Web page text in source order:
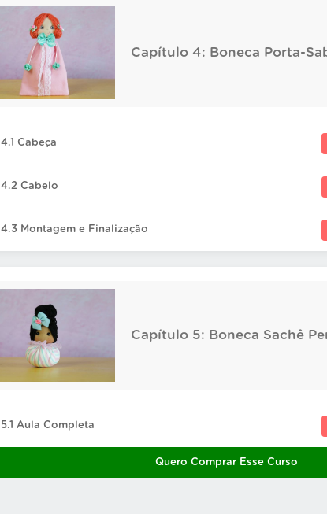
Capítulo 4: Boneca Porta-
4.1 Cabeça
4.2 Cabelo
4.3 Montagem e Finalização
Capítulo 5: Boneca Sachê
5.1 Aula Completa
Quero Comprar Esse Curso